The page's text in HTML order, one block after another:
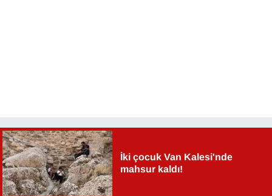
İki çocuk Van Kalesi'nde
mahsur kaldı!